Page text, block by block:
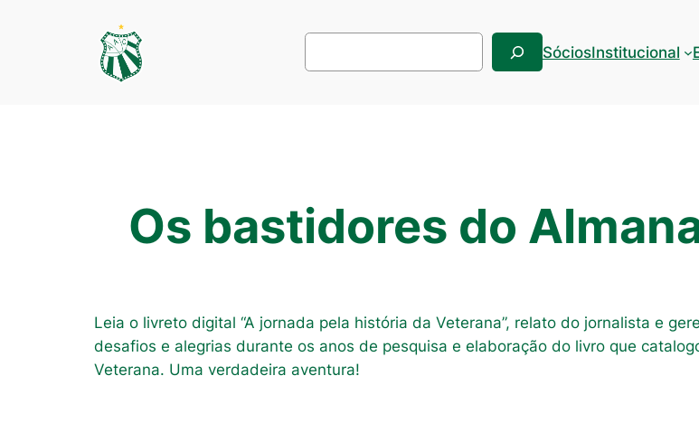
Pesquisar
SóciosInstitucional
Os bastidores do
Leia o livreto digital “A jornada pela história da Veterana”, relato do jornalista e
desafios e alegrias durante os anos de pesquisa e elaboração do livro que
Veterana. Uma verdadeira aventura!